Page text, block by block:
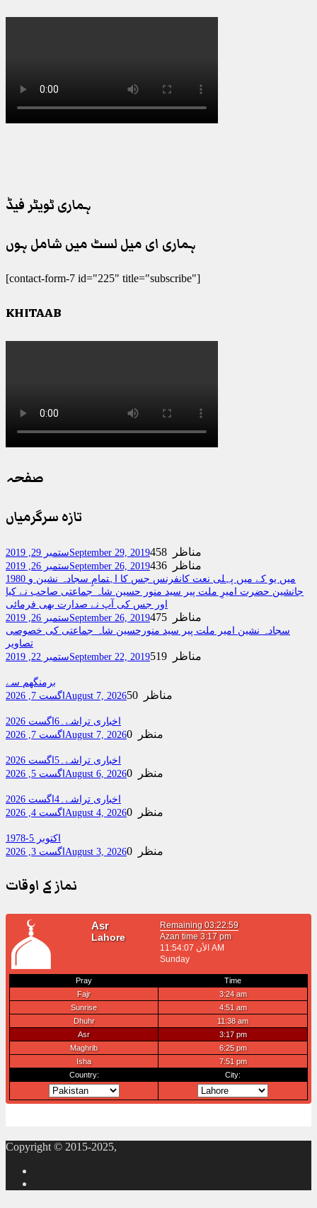
ہماری ٹویٹر فیڈ
ہماری ای میل لسٹ میں شامل ہوں
[contact-form-7 id="225" title="subscribe"]
KHITAAB
صفحہ
تازہ سرگرمیاں
ستمبر 29, 2019September 29, 2019 458 مناظر
ستمبر 26, 2019September 26, 2019 436 مناظر
1980 میں یو کے میں پہلی نعت کانفرنس جس کا اہتمامِ سجادہ نشین و
جانشین حضرت امیرِ ملت پیر سید منور حسین شاہ جماعتی صاحب نے کیا
اور جس کی آپ نے صدارت بھی فرمائی
ستمبر 26, 2019September 26, 2019 475 مناظر
سجادہ نشین امیر ملت پیر سید منورحسین شاہ جماعتی کی خصوصی
تصاویر
ستمبر 22, 2019September 22, 2019 519 مناظر
برمنگھم سے
اگست 7, 2026 August 7, 2026 50 مناظر
اخباری تراشے۔6اگست 2026
اگست 7, 2026 August 7, 2026 0 منظر
اخباری تراشے۔5اگست 2026
اگست 5, 2026 August 6, 2026 0 منظر
اخباری تراشے۔4اگست 2026
اگست 4, 2026 August 4, 2026 0 منظر
اکتوبر 5-1978
اگست 3, 2026 August 3, 2026 0 منظر
نماز کے اوقات
Copyright © 2015-2025,